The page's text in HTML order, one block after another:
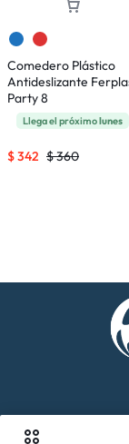
Comedero Plástico
Antideslizante
Party 8
Llega el próximolunes
$360
$342